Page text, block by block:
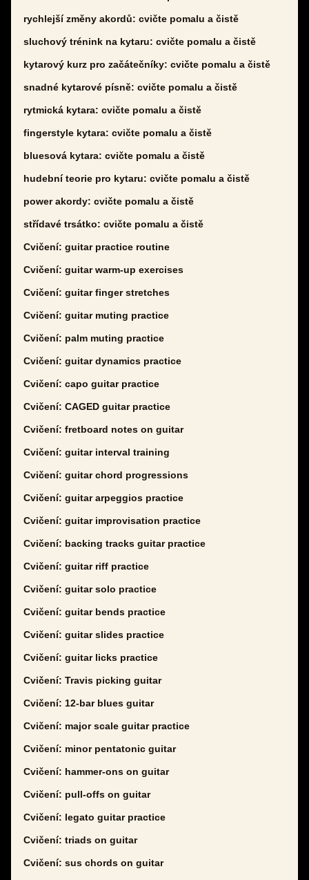
rychlejší změny akordů: cvičte pomalu a čistě
sluchový trénink na kytaru: cvičte pomalu a čistě
kytarový kurz pro začátečníky: cvičte pomalu a čistě
snadné kytarové písně: cvičte pomalu a čistě
rytmická kytara: cvičte pomalu a čistě
fingerstyle kytara: cvičte pomalu a čistě
bluesová kytara: cvičte pomalu a čistě
hudební teorie pro kytaru: cvičte pomalu a čistě
power akordy: cvičte pomalu a čistě
střídavé trsátko: cvičte pomalu a čistě
Cvičení: guitar practice routine
Cvičení: guitar warm-up exercises
Cvičení: guitar finger stretches
Cvičení: guitar muting practice
Cvičení: palm muting practice
Cvičení: guitar dynamics practice
Cvičení: capo guitar practice
Cvičení: CAGED guitar practice
Cvičení: fretboard notes on guitar
Cvičení: guitar interval training
Cvičení: guitar chord progressions
Cvičení: guitar arpeggios practice
Cvičení: guitar improvisation practice
Cvičení: backing tracks guitar practice
Cvičení: guitar riff practice
Cvičení: guitar solo practice
Cvičení: guitar bends practice
Cvičení: guitar slides practice
Cvičení: guitar licks practice
Cvičení: Travis picking guitar
Cvičení: 12-bar blues guitar
Cvičení: major scale guitar practice
Cvičení: minor pentatonic guitar
Cvičení: hammer-ons on guitar
Cvičení: pull-offs on guitar
Cvičení: legato guitar practice
Cvičení: triads on guitar
Cvičení: sus chords on guitar